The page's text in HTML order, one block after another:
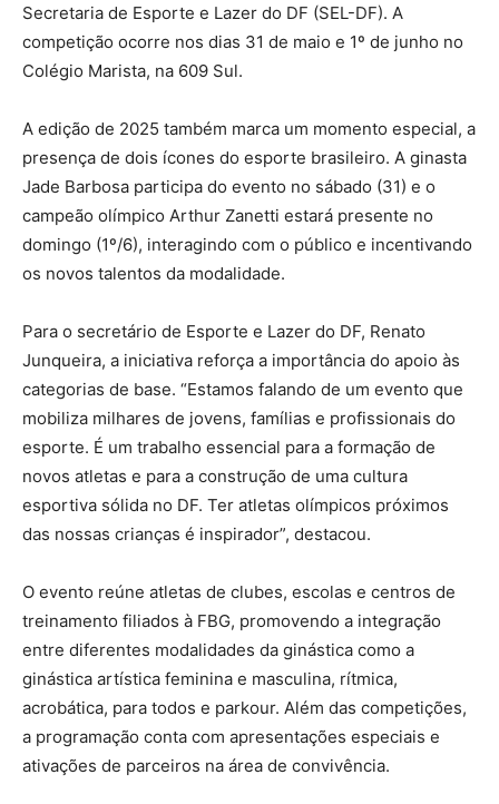
Secretaria de Esporte e Lazer do DF (SEL-DF). A
competição ocorre nos dias 31 de maio e 1º de junho no
Colégio Marista, na 609 Sul.
A edição de 2025 também marca um momento especial, a
presença de dois ícones do esporte brasileiro. A ginasta
Jade Barbosa participa do evento no sábado (31) e o
campeão olímpico Arthur Zanetti estará presente no
domingo (1º/6), interagindo com o público e incentivando
os novos talentos da modalidade.
Para o secretário de Esporte e Lazer do DF, Renato
Junqueira, a iniciativa reforça a importância do apoio às
categorias de base. “Estamos falando de um evento que
mobiliza milhares de jovens, famílias e profissionais do
esporte. É um trabalho essencial para a formação de
novos atletas e para a construção de uma cultura
esportiva sólida no DF. Ter atletas olímpicos próximos
das nossas crianças é inspirador”, destacou.
O evento reúne atletas de clubes, escolas e centros de
treinamento filiados à FBG, promovendo a integração
entre diferentes modalidades da ginástica como a
ginástica artística feminina e masculina, rítmica,
acrobática, para todos e parkour. Além das competições,
a programação conta com apresentações especiais e
ativações de parceiros na área de convivência.